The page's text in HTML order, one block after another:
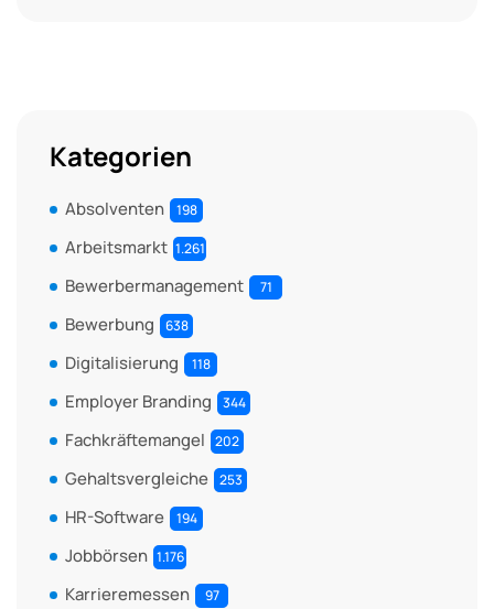
Kategorien
Absolventen 198
Arbeitsmarkt 1.261
Bewerbermanagement 71
Bewerbung 638
Digitalisierung 118
Employer Branding 344
Fachkräftemangel 202
Gehaltsvergleiche 253
HR-Software 194
Jobbörsen 1.176
Karrieremessen 97